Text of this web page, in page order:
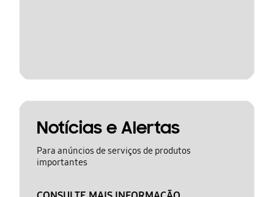
Notícias e Alertas
Para anúncios de serviços de produtos
importantes